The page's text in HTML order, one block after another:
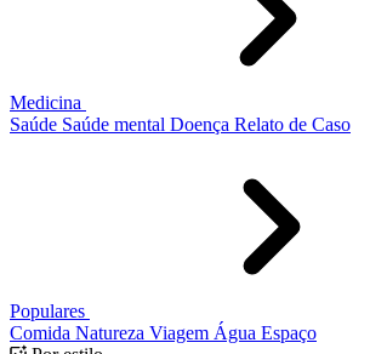
Medicina
Saúde Saúde mental Doença Relato de Caso
Populares
Comida Natureza Viagem Água Espaço